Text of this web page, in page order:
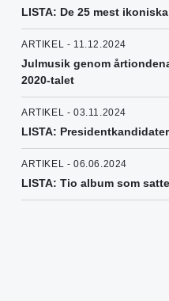
LISTA: De 25 mest
ARTIKEL - 11.12.2024
Julmusik genom
2020-talet
ARTIKEL - 03.11.2024
LISTA:
ARTIKEL - 06.06.2024
LISTA: Tio album som